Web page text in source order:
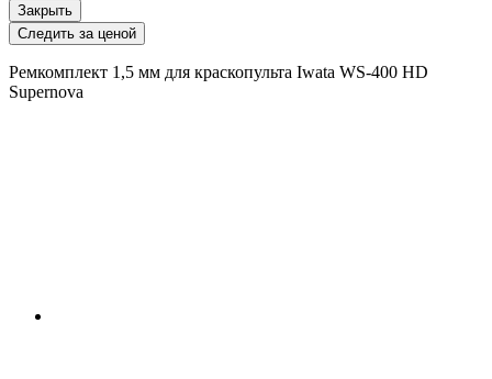
Закрыть
Следить за ценой
Ремкомплект 1,5 мм для краскопульта Iwata WS-400 HD
Supernova